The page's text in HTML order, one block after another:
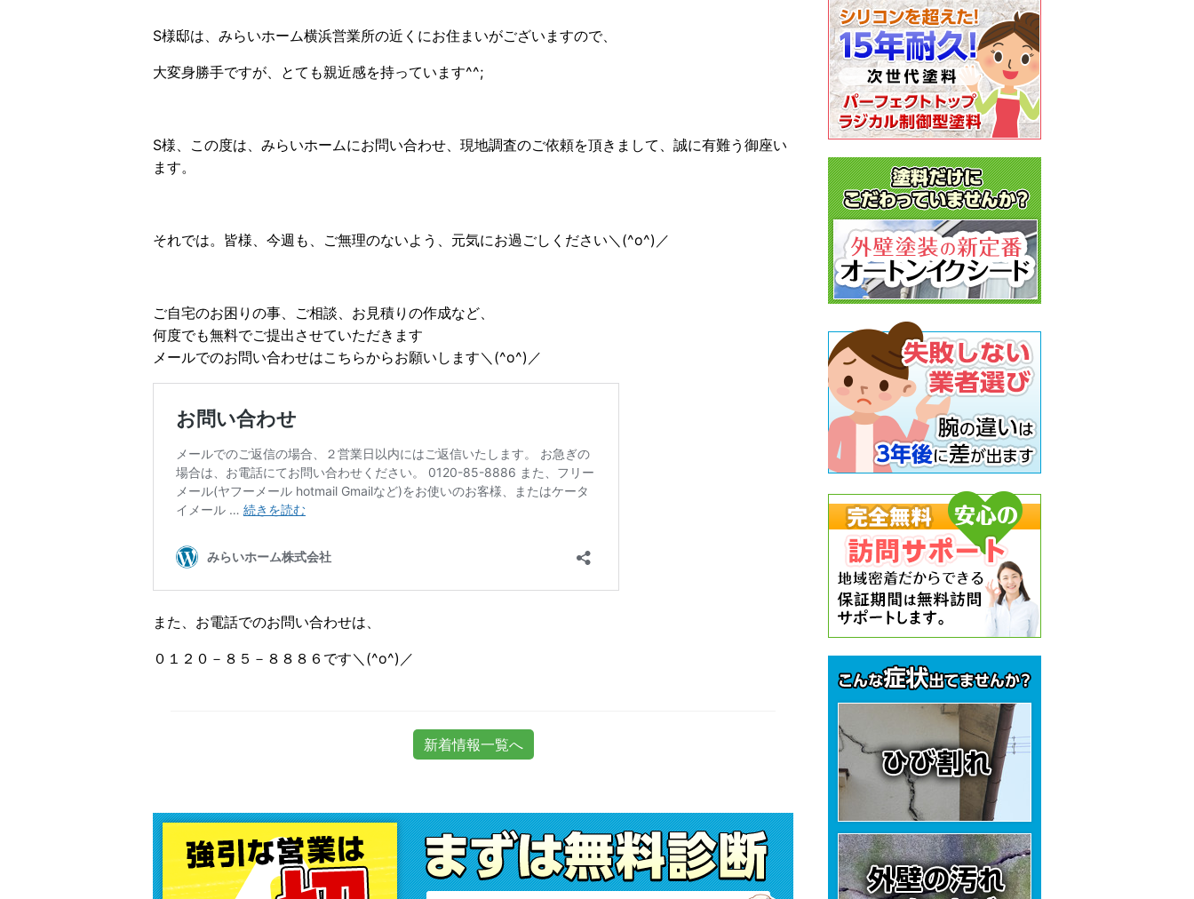
S様邸は、みらいホーム横浜営業所の近くにお住まいがございますので、
大変身勝手ですが、とても親近感を持っています^^;
S様、この度は、みらいホームにお問い合わせ、現地調査のご依頼を頂きまして、誠に有難う御座い
ます。
それでは。皆様、今週も、ご無理のないよう、元気にお過ごしください＼(^o^)／
ご自宅のお困りの事、ご相談、お見積りの作成など、
何度でも無料でご提出させていただきます
メールでのお問い合わせはこちらからお願いします＼(^o^)／
また、お電話でのお問い合わせは、
０１２０－８５－８８８６です＼(^o^)／
新着情報一覧へ